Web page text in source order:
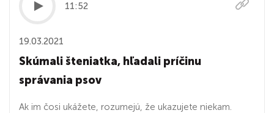
11:52
19.03.2021
Skúmali šteniatka, hľadali príčinu
správania psov
Ak im čosi ukážete, rozumejú, že ukazujete niekam.